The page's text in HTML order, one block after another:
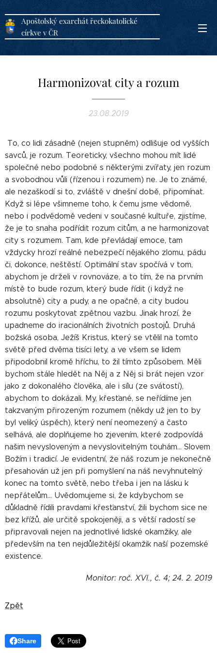
Apoštolský exarchát řeckokatolické
církve v ČR
Harmonizovat city a rozum
23.08.2019
To, co lidi zásadně (nejen stupněm) odlišuje od vyšších
savců, je rozum. Teoreticky, všechno mohou mít lidé
společné nebo podobné s některými zvířaty, jen rozum
a svobodnou vůli (řízenou i rozumem) ne. Je to známé,
ale nezaškodí si to, zvláště v dnešní době, připomínat.
Když si lépe všimneme toho, k čemu jsme vědomě,
nebo i podvědomě vedeni v současné kultuře, zjistíme,
že je to snaha podřídit rozum citům, a ne harmonizovat
city s rozumem. Tam, kde převládají emoce, tam
vždycky hrozí reálné nebezpečí nějakého zlomu, pádu
či, dokonce, neštěstí. Optimální stav spočívá v tom,
abychom je drželi v rovnováze, a to tím, že na prvním
místě to bude rozum, který bude řídit (i když ne
absolutně) city a pudy, a ne opačně, a city budou
rozumu poskytovat zpětnou vazbu. Jinak hrozí, že
upadneme do iracionálních životních postojů. Druhá
božská osoba, Ježíš Kristus, který se vtělil na tomto
světě před dvěma tisíci lety, a ve všem se lidem
připodobnil kromě hříchu, to žil tímto způsobem. Měli
bychom stále hledět na Něj a z Něj si brát nejen vzor
jako z dokonalého člověka, ale i sílu (ze svátostí),
abychom to dokázali. My, křesťané, se neřídíme jen
takzvaným přirozeným rozumem (někdy už jen to by
byl veliký úspěch), který není neomezený a často
selhává, ale doplňujeme ho zjevením, které zodpovídá
našim nevysloveným a nevyslovitelným touhám... Slovem
Božím i tradicí. Je evidentní, že náš rozum je nekonečně
přesahován už jen při pomyšlení na náš nevyhnutelný
konec na tomto světě, nebo třeba i jen na lásku k
nepřátelům... Uvědomujeme si, že kdybychom se
důkladně řídili pravdami křesťanství, žili bychom sice ne
bez křížů, ale určitě spokojeněji, a s větší radostí se
připravovali nejen na jednotlivé lidské okamžiky, ale
především na ten nejdůležitější okamžik naší pozemské
existence.
Monitor: roč. XVI., č. 4; 24. 2. 2019
Zpět
Share